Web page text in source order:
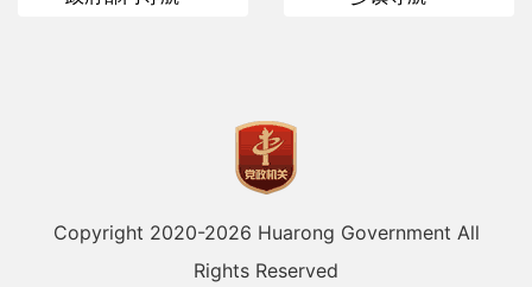
Copyright 2020-2026 Huarong Government All
Rights Reserved